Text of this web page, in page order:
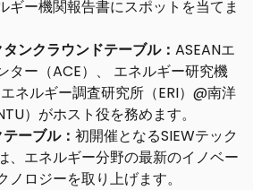
ギー機関報告書にスポットを当てま
ンクラウンドテーブル： ASEANエ
ター（ACE）、 エネルギー研究機
ネルギー調査研究所（ERI）@南洋
）がホスト役を務めます。
ーブル： 初開催となるSIEWテック
、エネルギー分野の最新のイノベー
ノロジーを取り上げます。